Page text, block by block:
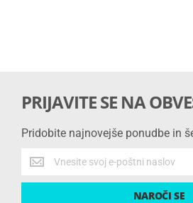
PRIJAVITE SE NA
Pridobite najnovejše ponudbe in
Pridobite
najnovejše
ponudbe
NAROČI SE